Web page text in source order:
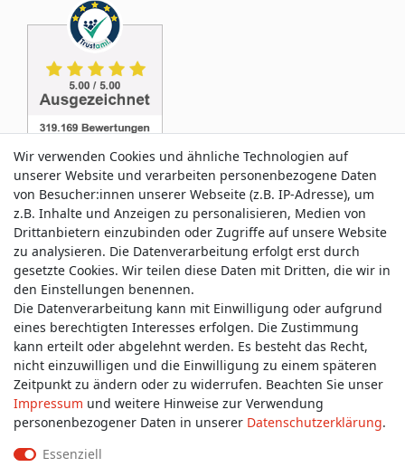
Service & Kontakt
Wünschen Sie einen Rückruf?
service@allmyclothes.de
Schreiben Sie uns:
service@allmyclothes.de
Wir verwenden Cookies und ähnliche Technologien auf
unserer Website und verarbeiten personenbezogene Daten
von Besucher:innen unserer Webseite (z.B. IP-Adresse), um
z.B. Inhalte und Anzeigen zu personalisieren, Medien von
Drittanbietern einzubinden oder Zugriffe auf unsere Website
zu analysieren. Die Datenverarbeitung erfolgt erst durch
gesetzte Cookies. Wir teilen diese Daten mit Dritten, die wir in
den Einstellungen benennen.
Die Datenverarbeitung kann mit Einwilligung oder aufgrund
eines berechtigten Interesses erfolgen. Die Zustimmung
kann erteilt oder abgelehnt werden. Es besteht das Recht,
nicht einzuwilligen und die Einwilligung zu einem späteren
Zeitpunkt zu ändern oder zu widerrufen. Beachten Sie unser
Impressum und weitere Hinweise zur Verwendung
personenbezogener Daten in unserer Daten­schutz­erklärung.
Essenziell